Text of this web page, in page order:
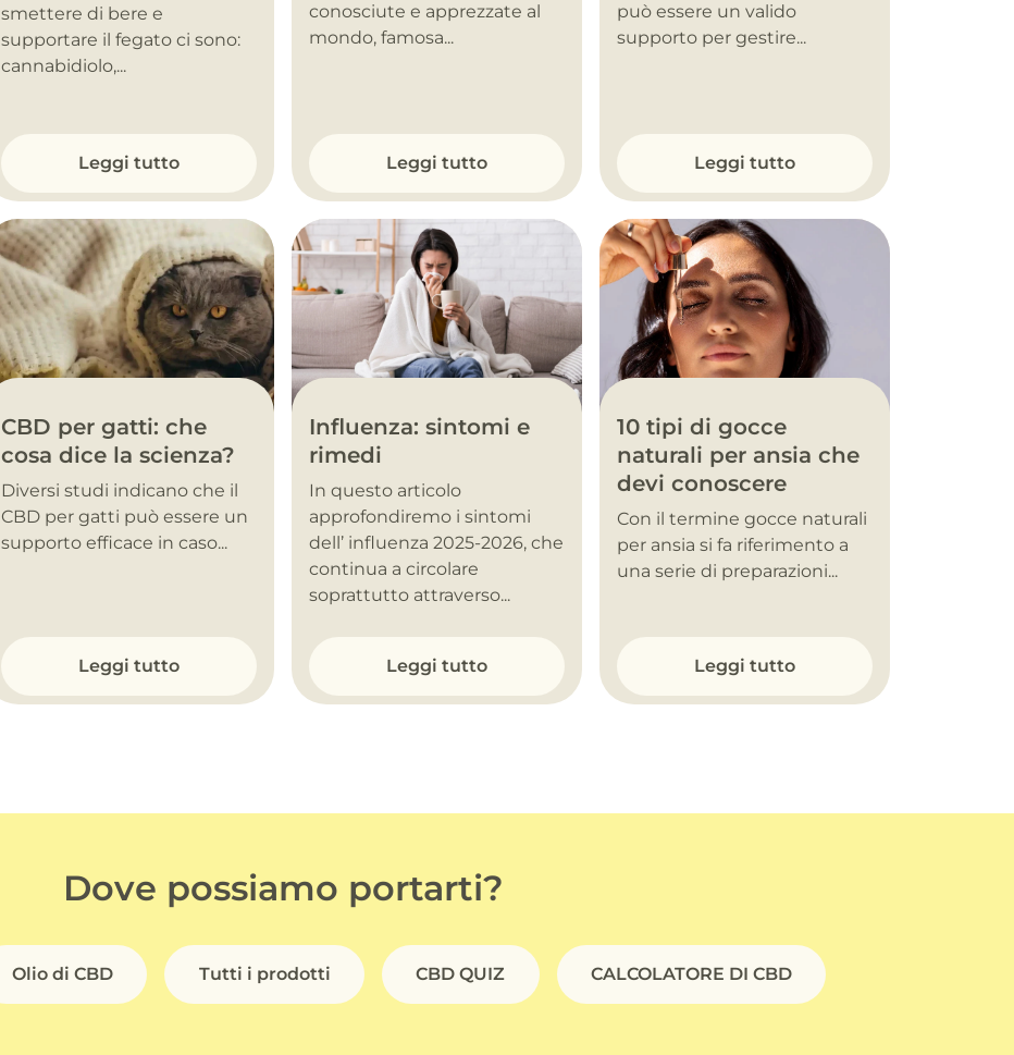
smettere di bere e
supportare il fegato ci sono:
cannabidiolo,...
Leggi tutto
conosciute e apprezzate al
mondo, famosa...
Leggi tutto
può essere un valido
supporto per gestire...
Leggi tutto
CBD per gatti: che
cosa dice la scienza?
Diversi studi indicano che il
CBD per gatti può essere un
supporto efficace in caso...
Leggi tutto
Influenza: sintomi e
rimedi
In questo articolo
approfondiremo i sintomi
dell’ influenza 2025-2026, che
continua a circolare
soprattutto attraverso...
Leggi tutto
10 tipi di gocce
naturali per ansia che
devi conoscere
Con il termine gocce naturali
per ansia si fa riferimento a
una serie di preparazioni...
Leggi tutto
Dove possiamo portarti?
Olio di CBD Tutti i prodotti CBD QUIZ CALCOLATORE DI CBD